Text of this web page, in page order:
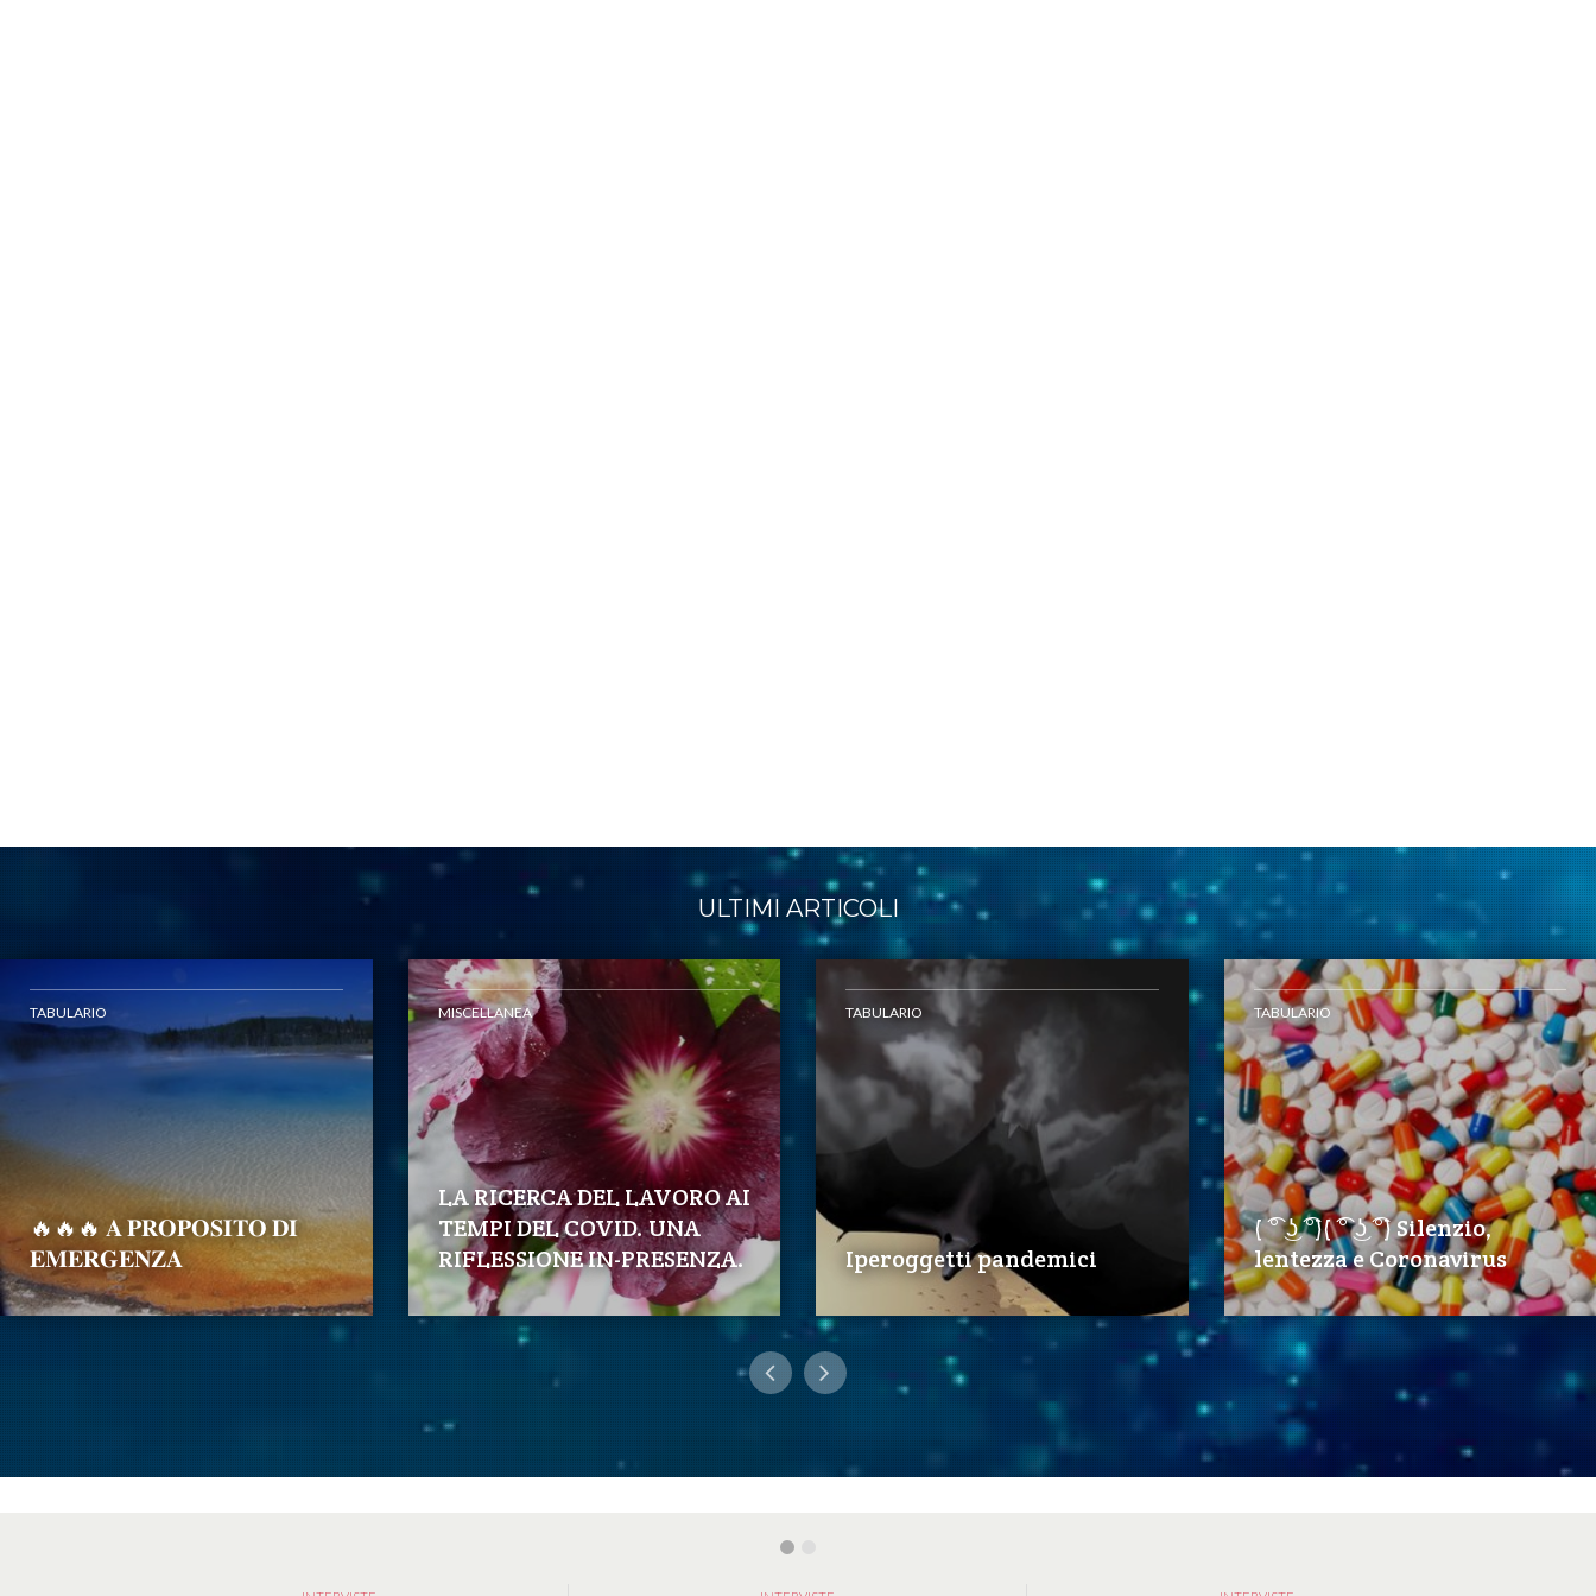
ULTIMI ARTICOLI
TABULARIO
🔥🔥🔥 𝐀 𝐏𝐑𝐎𝐏𝐎𝐒𝐈𝐓𝐎 𝐃𝐈
𝐄𝐌𝐄𝐑𝐆𝐄𝐍𝐙𝐀
MISCELLANEA
LA RICERCA DEL LAVORO AI
TEMPI DEL COVID. UNA
RIFLESSIONE IN-PRESENZA.
TABULARIO
Iperoggetti pandemici
TABULARIO
( ͡° ͜ʖ ͡°)( ͡° ͜ʖ ͡°) Silenzio,
lentezza e Coronavirus